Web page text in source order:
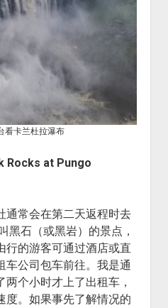
看卡兰杜拉瀑布
Rocks at Pungo
通常会在第二天返程时去
黑石（或黑岩）的景点，
行的游客可通过酒店或直
车公司包车前往。我是通
个小时才上了出租车，
度。如果事先了解情况的